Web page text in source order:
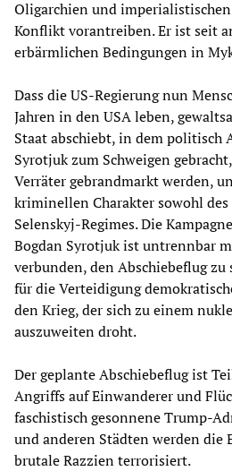
Oligarchien und
Konflikt vorantreiben. Er ist seit
erbärmlichen Bedingungen in
Dass die US-Regierung nun
Jahren in den USA leben,
Staat abschiebt, in dem politisch
Syrotjuk zum Schweigen
Verräter gebrandmarkt werden,
kriminellen Charakter sowohl des
Selenskyj-Regimes. Die
Bogdan Syrotjuk ist untrennbar
verbunden, den Abschiebeflug zu
für die Verteidigung
den Krieg, der sich zu einem
auszuweiten droht.
Der geplante Abschiebeflug ist
Angriffs auf Einwanderer und
faschistisch gesonnene Trump-
und anderen Städten werden die
brutale Razzien terrorisiert.